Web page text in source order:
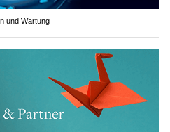
und Wartung